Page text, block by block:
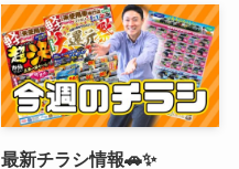
最新チラシ情報🚗✨